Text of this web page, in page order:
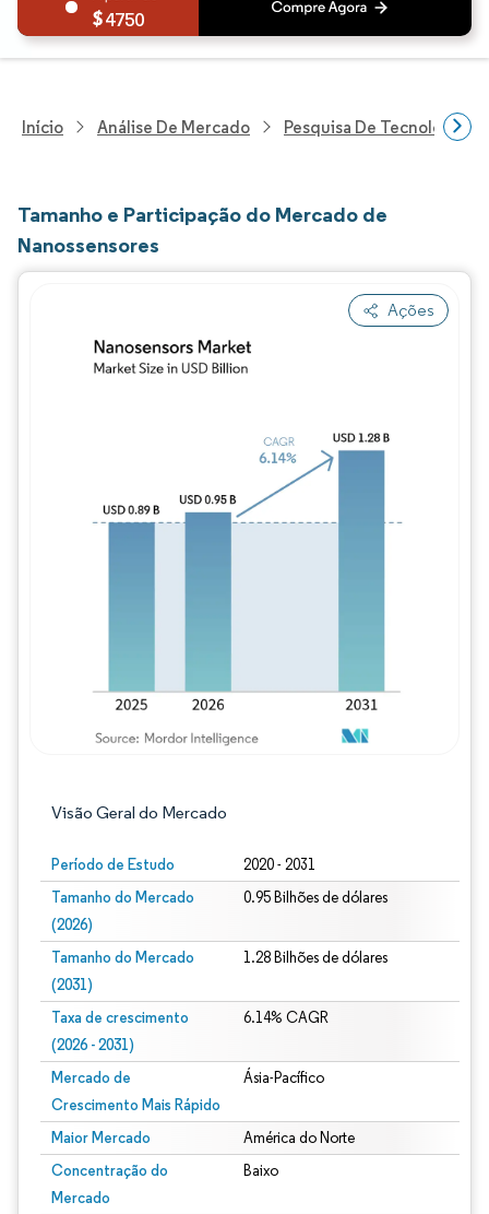
4750
Início Análise De Mercado Pesquisa De Tecnologia,
Tamanho e Participação do Mercado de
Nanossensores
Ações
Visão Geral do Mercado
Período de Estudo 2020 - 2031
Tamanho do Mercado
(2026)
0.95 Bilhões de dólares
Tamanho do Mercado
(2031)
1.28 Bilhões de dólares
Taxa de crescimento
(2026 - 2031)
6.14% CAGR
Mercado de
Crescimento Mais Rápido
Ásia-Pacífico
Maior Mercado América do Norte
Concentração do
Mercado
Baixo